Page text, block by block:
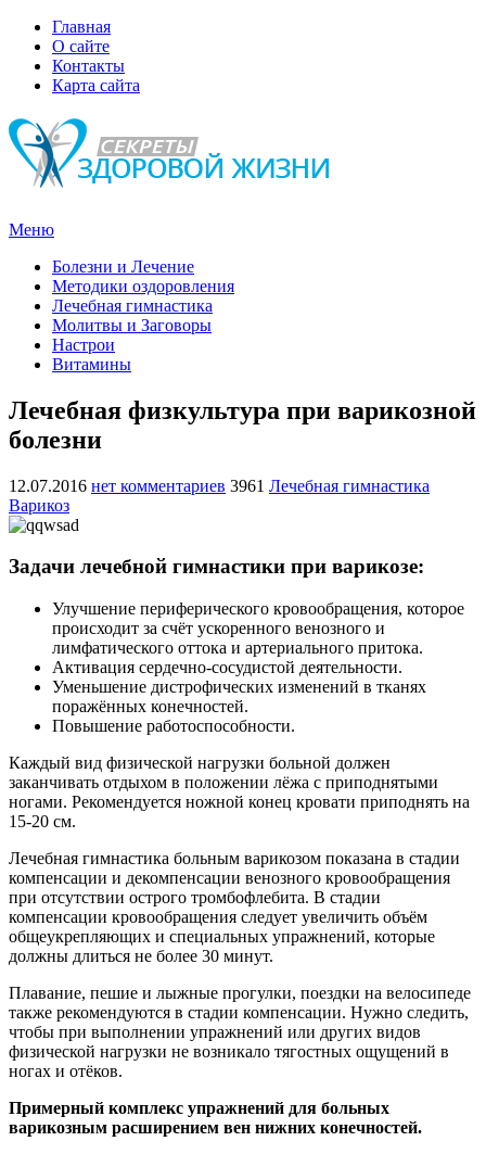
Главная
О сайте
Контакты
Карта сайта
Меню
Болезни и Лечение
Методики оздоровления
Лечебная гимнастика
Молитвы и Заговоры
Настрои
Витамины
Лечебная физкультура при варикозной
болезни
12.07.2016 нет комментариев 3961 Лечебная гимнастика
Варикоз
Задачи лечебной гимнастики при варикозе:
Улучшение периферического кровообращения, которое
происходит за счёт ускоренного венозного и
лимфатического оттока и артериального притока.
Активация сердечно-сосудистой деятельности.
Уменьшение дистрофических изменений в тканях
поражённых конечностей.
Повышение работоспособности.
Каждый вид физической нагрузки больной должен
заканчивать отдыхом в положении лёжа с приподнятыми
ногами. Рекомендуется ножной конец кровати приподнять на
15-20 см.
Лечебная гимнастика больным варикозом показана в стадии
компенсации и декомпенсации венозного кровообращения
при отсутствии острого тромбофлебита. В стадии
компенсации кровообращения следует увеличить объём
общеукрепляющих и специальных упражнений, которые
должны длиться не более 30 минут.
Плавание, пешие и лыжные прогулки, поездки на велосипеде
также рекомендуются в стадии компенсации. Нужно следить,
чтобы при выполнении упражнений или других видов
физической нагрузки не возникало тягостных ощущений в
ногах и отёков.
Примерный комплекс упражнений для больных
варикозным расширением вен нижних конечностей.